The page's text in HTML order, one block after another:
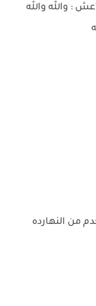
: والله والله
من النهارده